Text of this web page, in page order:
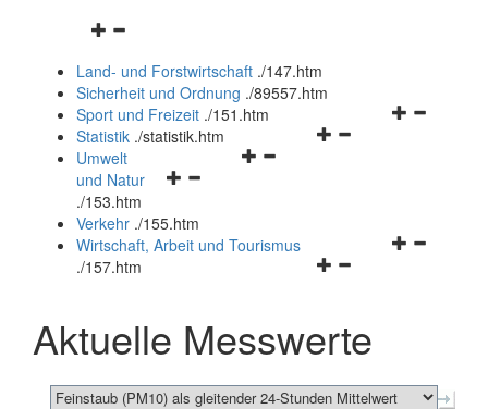
Navigationsmenü
und
schließen
Land- und Forstwirtschaft ./147.htm
Sicherheit und Ordnung ./89557.htm
Navigationsmenü
Sport und Freizeit ./151.htm
Navigationsmenü
Statistik ./statistik.htm
Navigationsmenü
und
schließen
Umwelt
und Natur
./153.htm
Verkehr ./155.htm
Navigationsmenü
schließen
Wirtschaft, Arbeit und Tourismus
./157.htm
Aktuelle Messwerte